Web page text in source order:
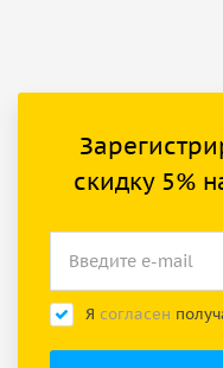
скидку 5%
Я согласен